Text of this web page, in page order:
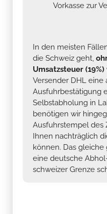
Vorkasse zur
In den meisten
die Schweiz geht,
Umsatzsteuer
Versender DHL
Ausfuhrbestätigung
Selbstabholung in
benötigen wir
Ausfuhrstempel des
Ihnen nachträglich
können. Das gleiche
eine deutsche
schweizer Grenze